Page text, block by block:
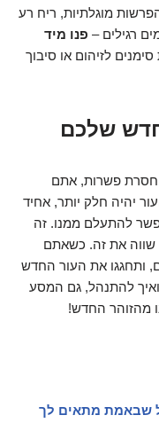
מוגלתיות, ריח רע
רגילים – פנו מיד
סימנים לזיהום או סיבוך
חסרת פשרות, אתם
יהיה חלק יותר, אחיד
להתעלם ממנו. זה
שווה את זה. כשאתם
ותחגגו את העור החדש
להתנהל, גם המסע
מהזוהר החדש!
שבאמת מתאים לך